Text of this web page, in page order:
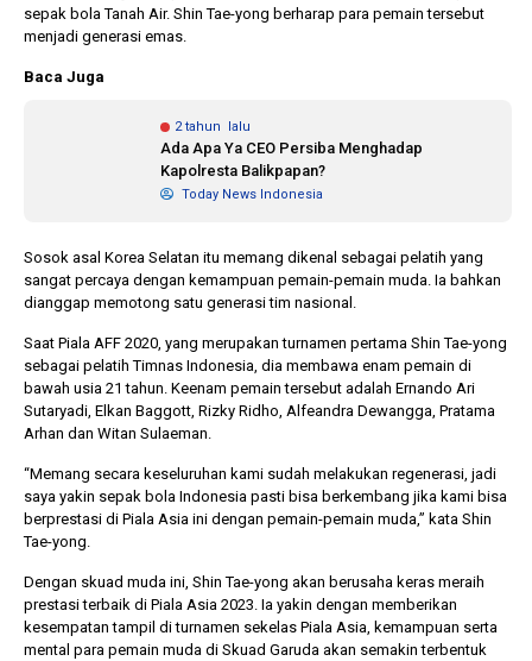
sepak bola Tanah Air. Shin Tae-yong berharap para pemain tersebut
menjadi generasi emas.
Baca Juga
2 tahun lalu
Ada Apa Ya CEO Persiba Menghadap
Kapolresta Balikpapan?
Today News Indonesia
Sosok asal Korea Selatan itu memang dikenal sebagai pelatih yang
sangat percaya dengan kemampuan pemain-pemain muda. Ia bahkan
dianggap memotong satu generasi tim nasional.
Saat Piala AFF 2020, yang merupakan turnamen pertama Shin Tae-yong
sebagai pelatih Timnas Indonesia, dia membawa enam pemain di
bawah usia 21 tahun. Keenam pemain tersebut adalah Ernando Ari
Sutaryadi, Elkan Baggott, Rizky Ridho, Alfeandra Dewangga, Pratama
Arhan dan Witan Sulaeman.
“Memang secara keseluruhan kami sudah melakukan regenerasi, jadi
saya yakin sepak bola Indonesia pasti bisa berkembang jika kami bisa
berprestasi di Piala Asia ini dengan pemain-pemain muda,” kata Shin
Tae-yong.
Dengan skuad muda ini, Shin Tae-yong akan berusaha keras meraih
prestasi terbaik di Piala Asia 2023. Ia yakin dengan memberikan
kesempatan tampil di turnamen sekelas Piala Asia, kemampuan serta
mental para pemain muda di Skuad Garuda akan semakin terbentuk